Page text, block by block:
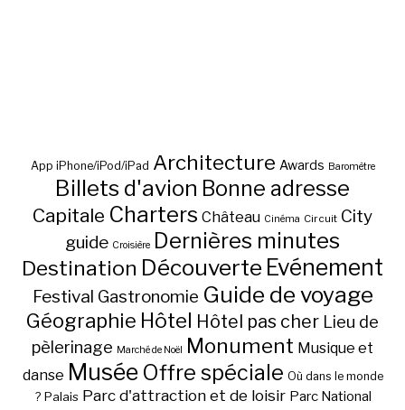
App iPhone/iPod/iPad Architecture Awards Baromètre
Billets d'avion Bonne adresse
Capitale Charters Château Cinéma Circuit City
guide Croisière Dernières minutes
Destination Découverte Evénement
Festival Gastronomie Guide de voyage
Géographie Hôtel Hôtel pas cher Lieu de
pèlerinage Marché de Noël Monument Musique et
danse Musée Offre spéciale Où dans le monde
? Palais Parc d'attraction et de loisir Parc National